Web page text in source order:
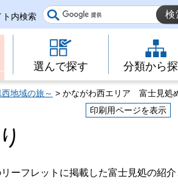
ト内検索
選んで探す 分類から
地域の旅～ > かながわ西エリア 富士見処
印刷用ページを表示
ーフレットに掲載した富士見処の紹介